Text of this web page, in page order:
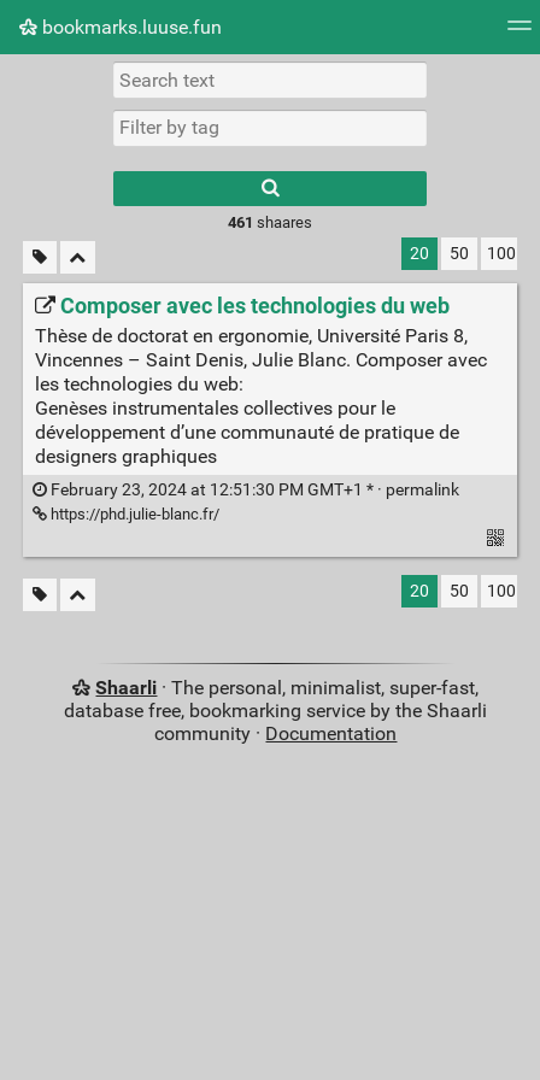
bookmarks.luuse.fun
Picture wall
results.
461 shaares
20 50 100
Composer avec les technologies du web
Thèse de doctorat en ergonomie, Université Paris 8,
Vincennes – Saint Denis, Julie Blanc. Composer avec
les technologies du web:
Genèses instrumentales collectives pour le
développement d’une communauté de pratique de
designers graphiques
February 23, 2024 at 12:51:30 PM GMT+1 * · permalink
https://phd.julie-blanc.fr/
20 50 100
Shaarli · The personal, minimalist, super-fast,
database free, bookmarking service by the Shaarli
community · Documentation